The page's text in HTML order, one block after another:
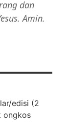
dan
Amin.
edisi (2
ongkos